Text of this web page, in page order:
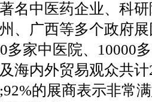
名中医药企业、科
、广西等多个政府
多家中医院、10000
海内外贸易观众共
的展商表示非常